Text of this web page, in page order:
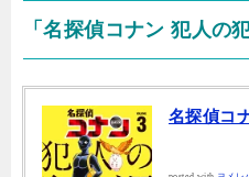
「名探偵コナン 犯人の
名探偵コ